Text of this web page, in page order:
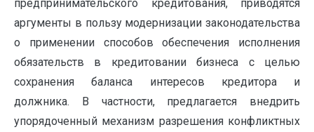
предпринимательского кредитования, приводятся
аргументы в пользу модернизации законодательства
о применении способов обеспечения исполнения
обязательств в кредитовании бизнеса с целью
сохранения баланса интересов кредитора и
должника. В частности, предлагается внедрить
упорядоченный механизм разрешения конфликтных